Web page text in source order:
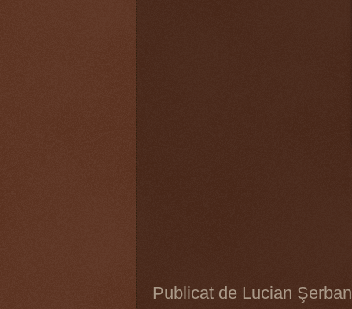
Publicat de Lucian Şerban